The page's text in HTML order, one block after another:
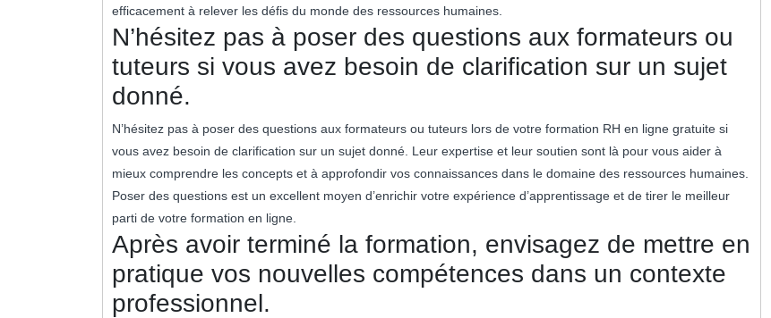
efficacement à relever les défis du monde des ressources humaines.
N’hésitez pas à poser des questions aux formateurs ou
tuteurs si vous avez besoin de clarification sur un sujet
donné.
N’hésitez pas à poser des questions aux formateurs ou tuteurs lors de votre formation RH en ligne gratuite si
vous avez besoin de clarification sur un sujet donné. Leur expertise et leur soutien sont là pour vous aider à
mieux comprendre les concepts et à approfondir vos connaissances dans le domaine des ressources humaines.
Poser des questions est un excellent moyen d’enrichir votre expérience d’apprentissage et de tirer le meilleur
parti de votre formation en ligne.
Après avoir terminé la formation, envisagez de mettre en
pratique vos nouvelles compétences dans un contexte
professionnel.